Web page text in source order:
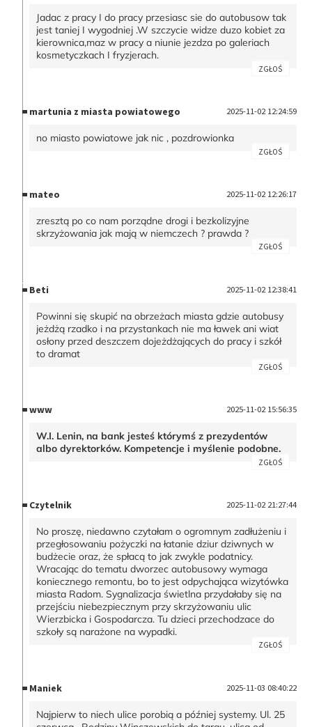
Jadac z pracy I do pracy przesiasc sie do autobusow tak
jest taniej I wygodniej .W szczycie widze duzo kobiet za
kierownica,maz w pracy a niunie jezdza po galeriach
kosmetyczkach I fryzjerach.
ZGŁOŚ
martunia z miasta powiatowego 2025-11-02 12:24:59
no miasto powiatowe jak nic , pozdrowionka
ZGŁOŚ
mateo 2025-11-02 12:26:17
zresztą po co nam porządne drogi i bezkolizyjne
skrzyżowania jak mają w niemczech ? prawda ?
ZGŁOŚ
Beti 2025-11-02 12:38:41
Powinni się skupić na obrzeżach miasta gdzie autobusy
jeżdżą rzadko i na przystankach nie ma ławek ani wiat
osłony przed deszczem dojeżdżających do pracy i szkół
to dramat
ZGŁOŚ
www 2025-11-02 15:56:35
W.I. Lenin, na bank jesteś którymś z prezydentów
albo dyrektorków. Kompetencje i myślenie podobne.
ZGŁOŚ
Czytelnik 2025-11-02 21:27:44
No proszę, niedawno czytałam o ogromnym zadłużeniu i
przegłosowaniu pożyczki na łatanie dziur dziwnych w
budżecie oraz, że spłacą to jak zwykle podatnicy.
Wracając do tematu dworzec autobusowy wymaga
koniecznego remontu, bo to jest odpychająca wizytówka
miasta Radom. Sygnalizacja świetlna przydałaby się na
przejściu niebezpiecznym przy skrzyżowaniu ulic
Wierzbicka i Gospodarcza. Tu dzieci przechodzace do
szkoły są narażone na wypadki.
ZGŁOŚ
Maniek 2025-11-03 08:40:22
Najpierw to niech ulice porobią a później systemy. Ul. 25